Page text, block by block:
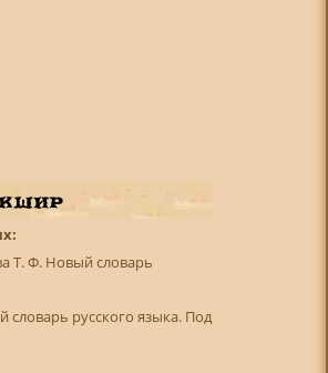
Т. Ф. Новый словарь
словарь русского языка. Под